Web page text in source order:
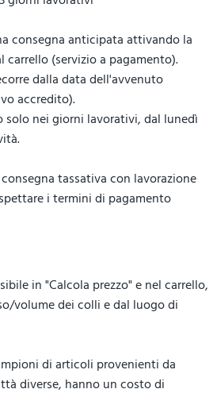
consegna anticipata attivando la
carrello (servizio a pagamento).
dalla data dell'avvenuto
accredito).
solo nei giorni lavorativi, dal lunedì
tassativa con lavorazione
i termini di pagamento
in "Calcola prezzo" e nel carrello,
volume dei colli e dal luogo di
di articoli provenienti da
diverse, hanno un costo di